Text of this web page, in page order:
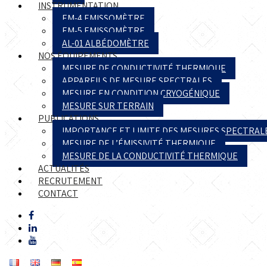
INSTRUMENTATION
EM-4 EMISSOMÈTRE
EM-5 EMISSOMÈTRE
AL-01 ALBÉDOMÈTRE
NOS ÉQUIPEMENTS
MESURE DE CONDUCTIVITÉ THERMIQUE
APPAREILS DE MESURE SPECTRALES
MESURE EN CONDITION CRYOGÉNIQUE
MESURE SUR TERRAIN
PUBLICATIONS
IMPORTANCE ET LIMITE DES MESURES
MESURE DE L’ÉMISSIVITÉ THERMIQUE
MESURE DE LA CONDUCTIVITÉ THERMIQUE
ACTUALITÉS
RECRUTEMENT
CONTACT